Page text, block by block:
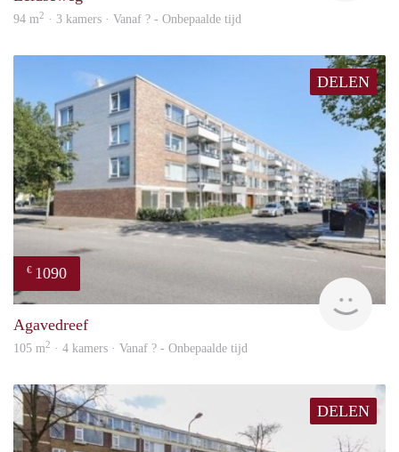
94 m2 · 3 kamers · Vanaf ? - Onbepaalde tijd
DELEN
€ 1090
Agavedreef
105 m2 · 4 kamers · Vanaf ? - Onbepaalde tijd
DELEN